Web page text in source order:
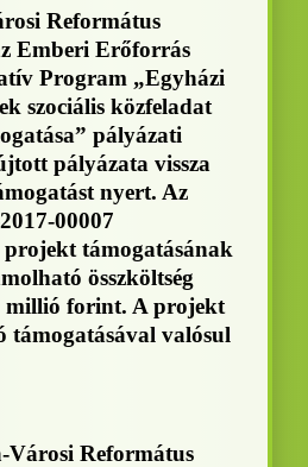
Református
Emberi Erőforrás
Program „Egyházi
szociális közfeladat
pályázati
pályázata vissza
nyert. Az
00007
projekt támogatásának
összköltség
millió forint. A projekt
támogatásával valósul
Városi Református